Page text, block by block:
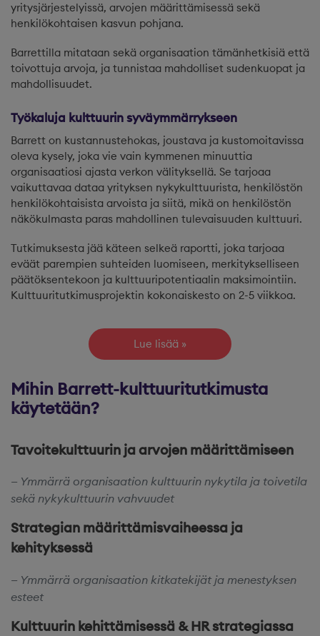
yritysjärjestelyissä, arvojen määrittämisessä sekä
henkilökohtaisen kasvun pohjana.
Barrettilla mitataan sekä organisaation tämänhetkisiä että
toivottuja arvoja,​ ja tunnistaa mahdolliset sudenkuopat ja
mahdollisuudet.
Työkaluja kulttuurin syväymmärrykseen
Barrett on kustannustehokas, joustava ja kustomoitavissa
oleva kysely, joka vie vain kymmenen minuuttia
organisaatiosi ajasta verkon välityksellä. Se tarjoaa
vaikuttavaa dataa yrityksen nykykulttuurista, henkilöstön
henkilökohtaisista arvoista ja siitä, mikä on henkilöstön
näkökulmasta paras mahdollinen tulevaisuuden kulttuuri.
Tutkimuksesta jää käteen selkeä raportti, joka tarjoaa
eväät parempien suhteiden luomiseen, merkitykselliseen
päätöksentekoon ja kulttuuripotentiaalin maksimointiin.
Kulttuuritutkimusprojektin kokonaiskesto on 2-5 viikkoa.
Lue lisää
Mihin Barrett-kulttuuritutkimusta
käytetään?
Tavoitekulttuurin ja arvojen määrittämiseen​
Ymmärrä organisaation kulttuurin nykytila ja toivetila
sekä nykykulttuurin vahvuudet​
Strategian määrittämisvaiheessa ja
kehityksessä
Ymmärrä organisaation kitkatekijät ja menestyksen
esteet​
Kulttuurin kehittämisessä & HR strategiassa